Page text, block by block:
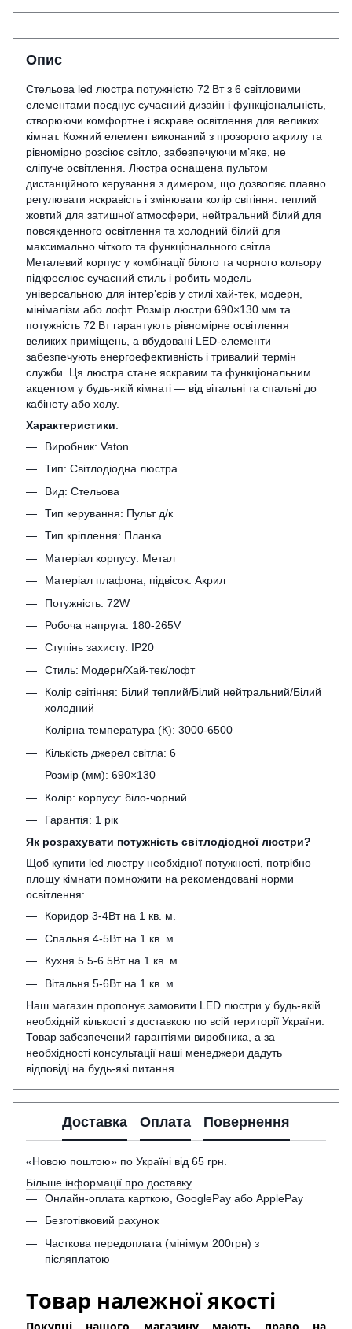
Опис
Стельова led люстра потужністю 72 Вт з 6 світловими
елементами поєднує сучасний дизайн і функціональність,
створюючи комфортне і яскраве освітлення для великих
кімнат. Кожний елемент виконаний з прозорого акрилу та
рівномірно розсіює світло, забезпечуючи м’яке, не
сліпуче освітлення. Люстра оснащена пультом
дистанційного керування з димером, що дозволяє плавно
регулювати яскравість і змінювати колір світіння: теплий
жовтий для затишної атмосфери, нейтральний білий для
повсякденного освітлення та холодний білий для
максимально чіткого та функціонального світла.
Металевий корпус у комбінації білого та чорного кольору
підкреслює сучасний стиль і робить модель
універсальною для інтер’єрів у стилі хай‑тек, модерн,
мінімалізм або лофт. Розмір люстри 690×130 мм та
потужність 72 Вт гарантують рівномірне освітлення
великих приміщень, а вбудовані LED‑елементи
забезпечують енергоефективність і тривалий термін
служби. Ця люстра стане яскравим та функціональним
акцентом у будь‑якій кімнаті — від вітальні та спальні до
кабінету або холу.
Характеристики:
Виробник: Vaton
Тип: Світлодіодна люстра
Вид: Стельова
Тип керування: Пульт д/к
Тип кріплення: Планка
Матеріал корпусу: Метал
Матеріал плафона, підвісок: Акрил
Потужність: 72W
Робоча напруга: 180-265V
Ступінь захисту: IP20
Стиль: Модерн/Хай-тек/лофт
Колір світіння: Білий теплий/Білий нейтральний/Білий
холодний
Колірна температура (К): 3000-6500
Кількість джерел світла: 6
Розмір (мм): 690×130
Колір: корпусу: біло-чорний
Гарантія: 1 рік
Як розрахувати потужність світлодіодної люстри?
Щоб купити led люстру необхідної потужності, потрібно
площу кімнати помножити на рекомендовані норми
освітлення:
Коридор 3-4Вт на 1 кв. м.
Спальня 4-5Вт на 1 кв. м.
Кухня 5.5-6.5Вт на 1 кв. м.
Вітальня 5-6Вт на 1 кв. м.
Наш магазин пропонує замовити LED люстри у будь-якій
необхідній кількості з доставкою по всій території України.
Товар забезпечений гарантіями виробника, а за
необхідності консультації наші менеджери дадуть
відповіді на будь-які питання.
Доставка Оплата Повернення
«Новою поштою» по Україні від 65 грн.
Більше інформації про доставку
Онлайн-оплата карткою, GooglePay або ApplePay
Безготівковий рахунок
Часткова передоплата (мінімум 200грн) з
післяплатою
Товар належної якості